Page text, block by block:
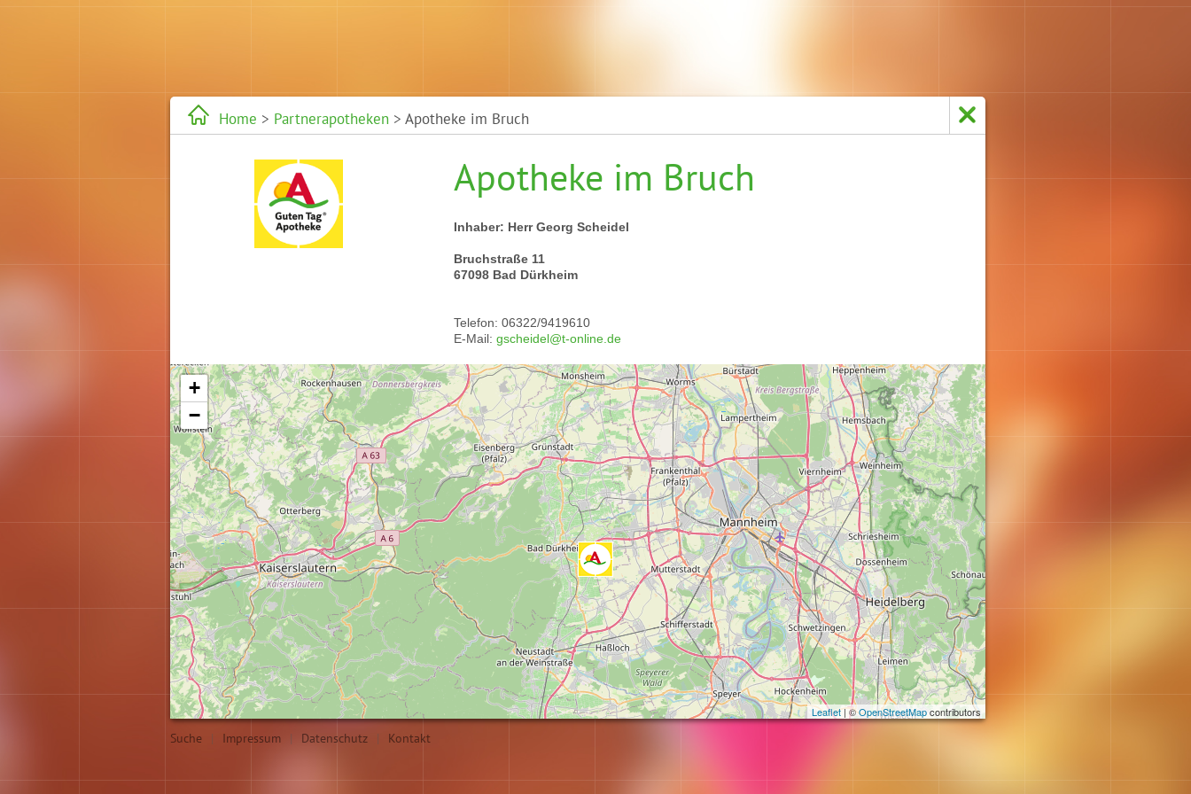
Home > Partnerapotheken > Apotheke im Bruch
Apotheke im Bruch
Inhaber: Herr Georg Scheidel
Bruchstraße 11
67098 Bad Dürkheim
Telefon: 06322/9419610
E-Mail: gscheidel@t-online.de
Karte wird geladen...
+
−
Leaflet| ©OpenStreetMapcontributors
Suche | Impressum | Datenschutz | Kontakt